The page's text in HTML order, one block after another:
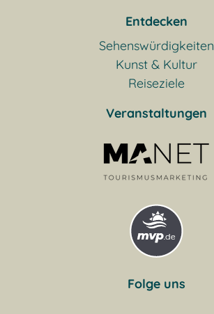
Entdecken
Sehenswürdigkeiten
Kunst & Kultur
Reiseziele
Veranstaltungen
Folge uns